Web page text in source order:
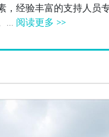
，经验丰富的支持人员
... 阅读更多 >>